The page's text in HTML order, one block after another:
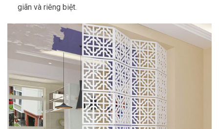
giãn và riêng biệt.